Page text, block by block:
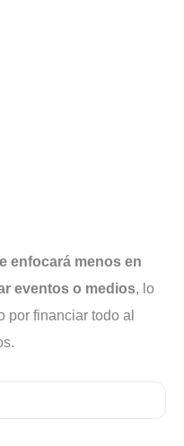
enfocará menos en
eventos o medios, lo
por financiar todo al